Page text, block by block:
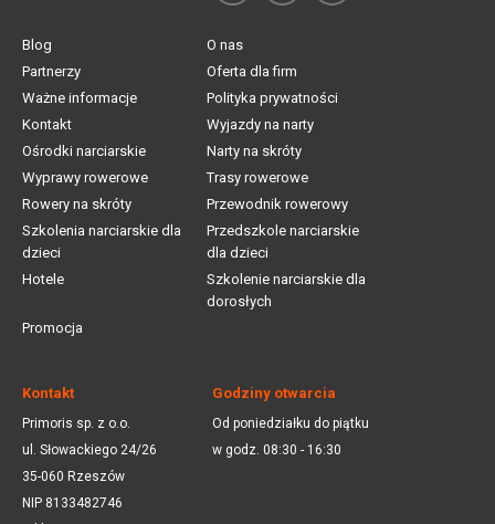
Blog
O nas
Partnerzy
Oferta dla firm
Ważne informacje
Polityka prywatności
Kontakt
Wyjazdy na narty
Ośrodki narciarskie
Narty na skróty
Wyprawy rowerowe
Trasy rowerowe
Rowery na skróty
Przewodnik rowerowy
Szkolenia narciarskie dla
dzieci
Przedszkole narciarskie
dla dzieci
Hotele
Szkolenie narciarskie dla
dorosłych
Promocja
Kontakt
Primoris sp. z o.o.
ul. Słowackiego 24/26
35-060 Rzeszów
NIP 8133482746
Godziny otwarcia
Od poniedziałku do piątku
w godz. 08:30 - 16:30